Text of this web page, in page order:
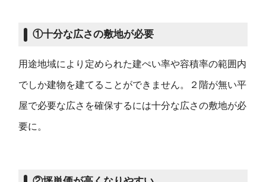
①十分な広さの敷地が必要
用途地域により定められた建ぺい率や容積率の範囲内
でしか建物を建てることができません。２階が無い平
屋で必要な広さを確保するには十分な広さの敷地が必
要に。